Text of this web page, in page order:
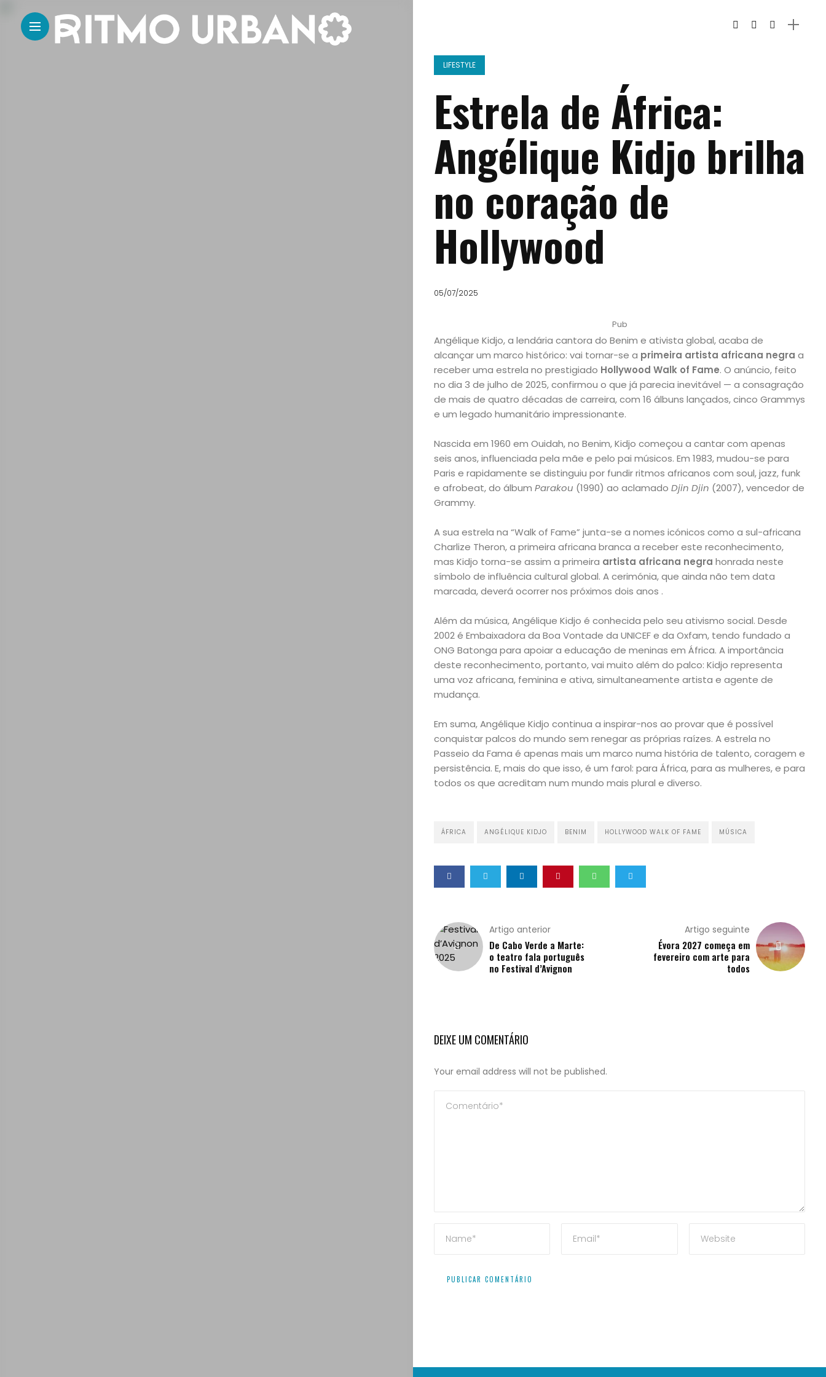
Tendências
Experiências
Pesquisar
LIFESTYLE
Estrela de África:
Angélique Kidjo brilha
no coração de
Hollywood
05/07/2025
Pub
Angélique Kidjo, a lendária cantora do Benim e ativista global, acaba de
alcançar um marco histórico: vai tornar-se a primeira artista africana negra a
receber uma estrela no prestigiado Hollywood Walk of Fame. O anúncio, feito
no dia 3 de julho de 2025, confirmou o que já parecia inevitável — a consagração
de mais de quatro décadas de carreira, com 16 álbuns lançados, cinco Grammys
e um legado humanitário impressionante.
Nascida em 1960 em Ouidah, no Benim, Kidjo começou a cantar com apenas
seis anos, influenciada pela mãe e pelo pai músicos. Em 1983, mudou-se para
Paris e rapidamente se distinguiu por fundir ritmos africanos com soul, jazz, funk
e afrobeat, do álbum Parakou (1990) ao aclamado Djin Djin (2007), vencedor de
Grammy.
A sua estrela na “Walk of Fame” junta-se a nomes icónicos como a sul-africana
Charlize Theron, a primeira africana branca a receber este reconhecimento,
mas Kidjo torna-se assim a primeira artista africana negra honrada neste
símbolo de influência cultural global. A cerimónia, que ainda não tem data
marcada, deverá ocorrer nos próximos dois anos .
Além da música, Angélique Kidjo é conhecida pelo seu ativismo social. Desde
2002 é Embaixadora da Boa Vontade da UNICEF e da Oxfam, tendo fundado a
ONG Batonga para apoiar a educação de meninas em África. A importância
deste reconhecimento, portanto, vai muito além do palco: Kidjo representa
uma voz africana, feminina e ativa, simultaneamente artista e agente de
mudança.
Em suma, Angélique Kidjo continua a inspirar-nos ao provar que é possível
conquistar palcos do mundo sem renegar as próprias raízes. A estrela no
Passeio da Fama é apenas mais um marco numa história de talento, coragem e
persistência. E, mais do que isso, é um farol: para África, para as mulheres, e para
todos os que acreditam num mundo mais plural e diverso.
ÁFRICA ANGÉLIQUE KIDJO BENIM HOLLYWOOD WALK OF FAME MÚSICA
Artigo anterior
De Cabo Verde a Marte:
o teatro fala português
no Festival d’Avignon
Artigo seguinte
Évora 2027 começa em
fevereiro com arte para
todos
DEIXE UM COMENTÁRIO
Your email address will not be published.